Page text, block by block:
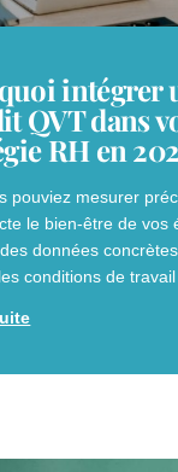
intégrer
QVT dans
RH en
pouviez mesurer
le bien-être de vos
données
conditions de